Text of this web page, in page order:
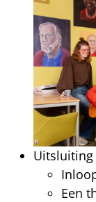
Uitsluiting
Een